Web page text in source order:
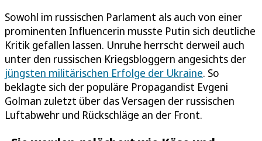
Sowohl im russischen Parlament als auch von einer
prominenten Influencerin musste Putin sich deutliche
Kritik gefallen lassen. Unruhe herrscht derweil auch
unter den russischen Kriegsbloggern angesichts der
jüngsten militärischen Erfolge der Ukraine. So
beklagte sich der populäre Propagandist Evgeni
Golman zuletzt über das Versagen der russischen
Luftabwehr und Rückschläge an der Front.